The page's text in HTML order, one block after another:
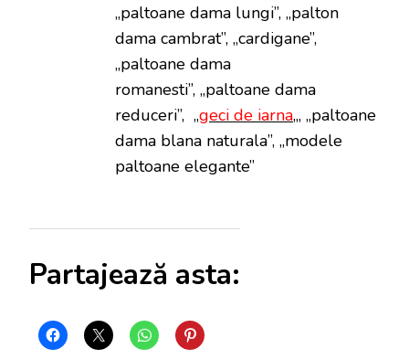
„paltoane dama lungi”, „palton
dama cambrat”, „cardigane”,
„paltoane dama
romanesti”, „paltoane dama
reduceri”, „geci de iarna„, „paltoane
dama blana naturala”, „modele
paltoane elegante”
Partajează asta: